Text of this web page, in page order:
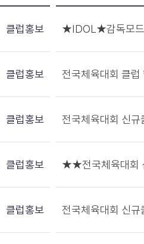
클럽홍보 ★IDOL★감독모
클럽홍보 전국체육대회 클럽
클럽홍보 전국체육대회 신
클럽홍보 ★★전국체육대회
클럽홍보 전국체육대회 신